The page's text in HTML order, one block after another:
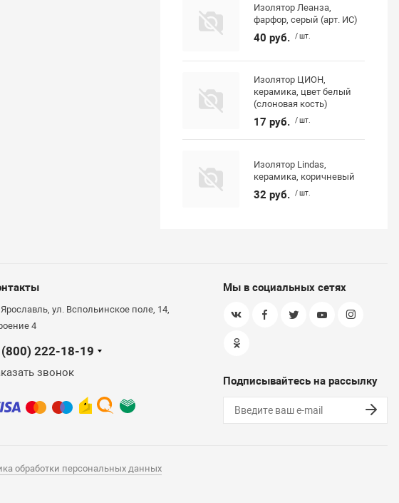
Изолятор Леанза,
фарфор, серый (арт. ИС)
40 руб. / шт.
Изолятор ЦИОН,
керамика, цвет белый
(слоновая кость)
17 руб. / шт.
Изолятор Lindas,
керамика, коричневый
32 руб. / шт.
Ярославль, ул. Вспольинское поле, 14,
4
222-18-19
звонок
Мы в социальных сетях
Подписывайтесь на рассылку
обработки персональных данных